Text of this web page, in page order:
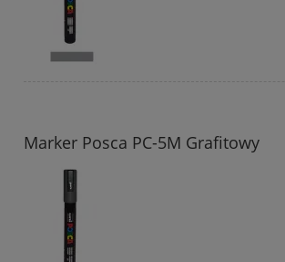
Marker Posca PC-5M Grafitowy